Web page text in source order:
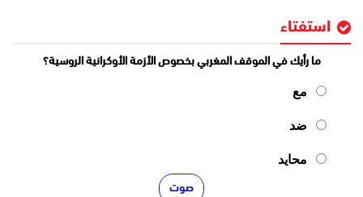
استفتاء
ما رأيك في الموقف المغربي بخصوص الأزمة الأوكرانية الروسية؟
مع
ضد
محايد